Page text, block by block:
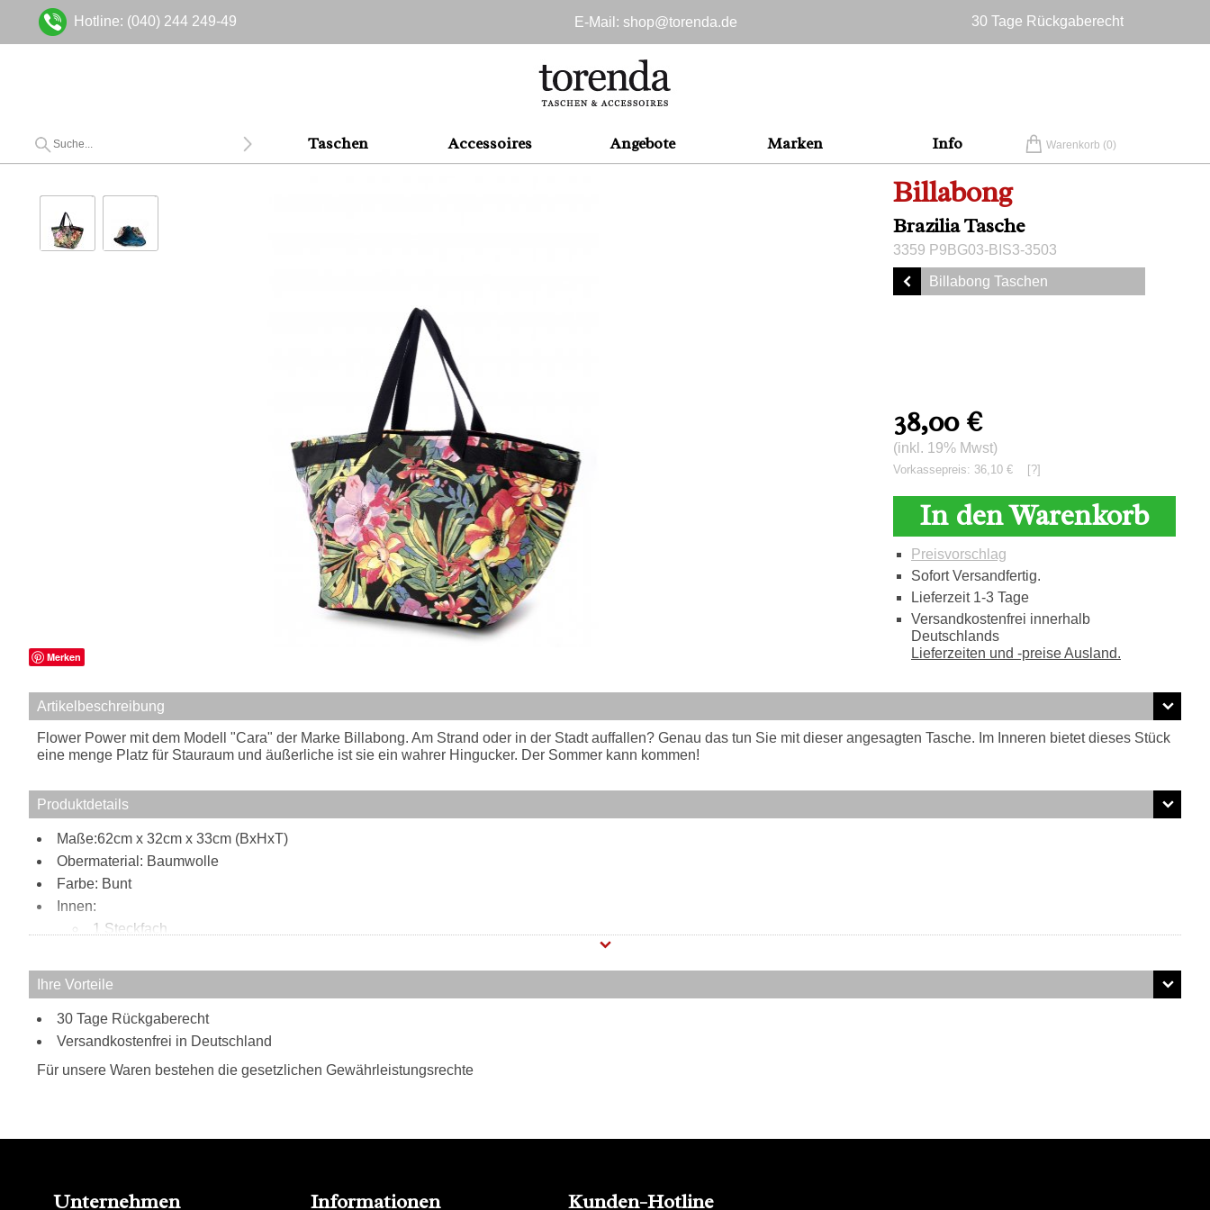
Hotline: (040) 244 249-49 E-Mail: shop@torenda.de
30 Tage Rückgaberecht
Taschen Accessoires Angebote Marken Info Warenkorb (0)
Billabong
Brazilia Tasche
3359 P9BG03-BIS3-3503
Billabong Taschen
Merken
38,00 €
(inkl. 19% Mwst)
Vorkassepreis: 36,10 € [?]
In den Warenkorb
Preisvorschlag
Sofort Versandfertig.
Lieferzeit 1-3 Tage
Versandkostenfrei innerhalb
Deutschlands
Lieferzeiten und -preise Ausland.
Artikelbeschreibung
Flower Power mit dem Modell "Cara" der Marke Billabong. Am Strand oder in der Stadt auffallen? Genau das tun Sie mit dieser angesagten Tasche. Im Inneren bietet dieses Stück
eine menge Platz für Stauraum und äußerliche ist sie ein wahrer Hingucker. Der Sommer kann kommen!
Produktdetails
Maße:62cm x 32cm x 33cm (BxHxT)
Obermaterial: Baumwolle
Farbe: Bunt
Innen:
1 Steckfach
Henkel
Besonderheiten:
auffälliges Design
Ihre Vorteile
30 Tage Rückgaberecht
Versandkostenfrei in Deutschland
Für unsere Waren bestehen die gesetzlichen Gewährleistungsrechte
Unternehmen Informationen Kunden-Hotline